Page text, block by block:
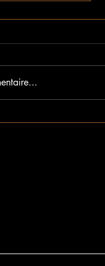
Microfestival